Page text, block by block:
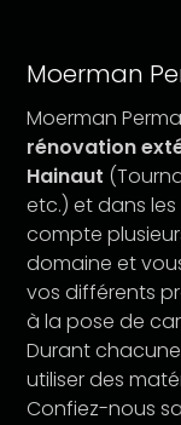
Moerman
Moerman
rénovation
Hainaut
etc.) et dans
compte
domaine et
vos différents
à la pose de
Durant
utiliser des
Confiez-nous